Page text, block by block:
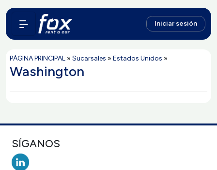
Iniciar sesión
PÁGINA PRINCIPAL » Sucarsales » Estados Unidos »
Washington
SÍGANOS